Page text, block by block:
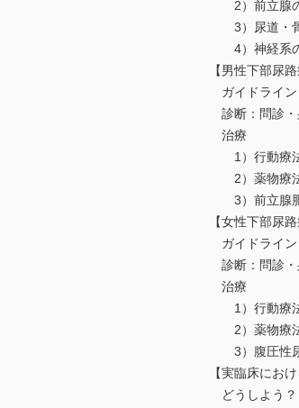
2）前立腺
3）尿道・骨
4）神経系
【男性下部尿
ガイドライ
診断：問診
治療
1）行動療
2）薬物療
3）前立腺
【女性下部尿
ガイドライ
診断：問診
治療
1）行動療
2）薬物療
3）腹圧性
【実臨床にお
どうしよう